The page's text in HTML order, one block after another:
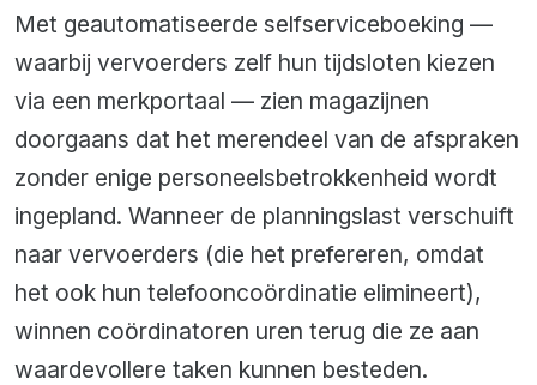
Met geautomatiseerde selfserviceboeking —
waarbij vervoerders zelf hun tijdsloten kiezen
via een merkportaal — zien magazijnen
doorgaans dat het merendeel van de afspraken
zonder enige personeelsbetrokkenheid wordt
ingepland. Wanneer de planningslast verschuift
naar vervoerders (die het prefereren, omdat
het ook hun telefooncoördinatie elimineert),
winnen coördinatoren uren terug die ze aan
waardevollere taken kunnen besteden.